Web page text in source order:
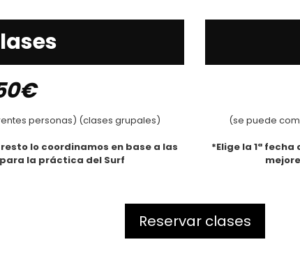
personas) (clases grupales)
lo coordinamos en base a las
la práctica del Surf
(se puede
*Elige la 1ª
Reservar clases